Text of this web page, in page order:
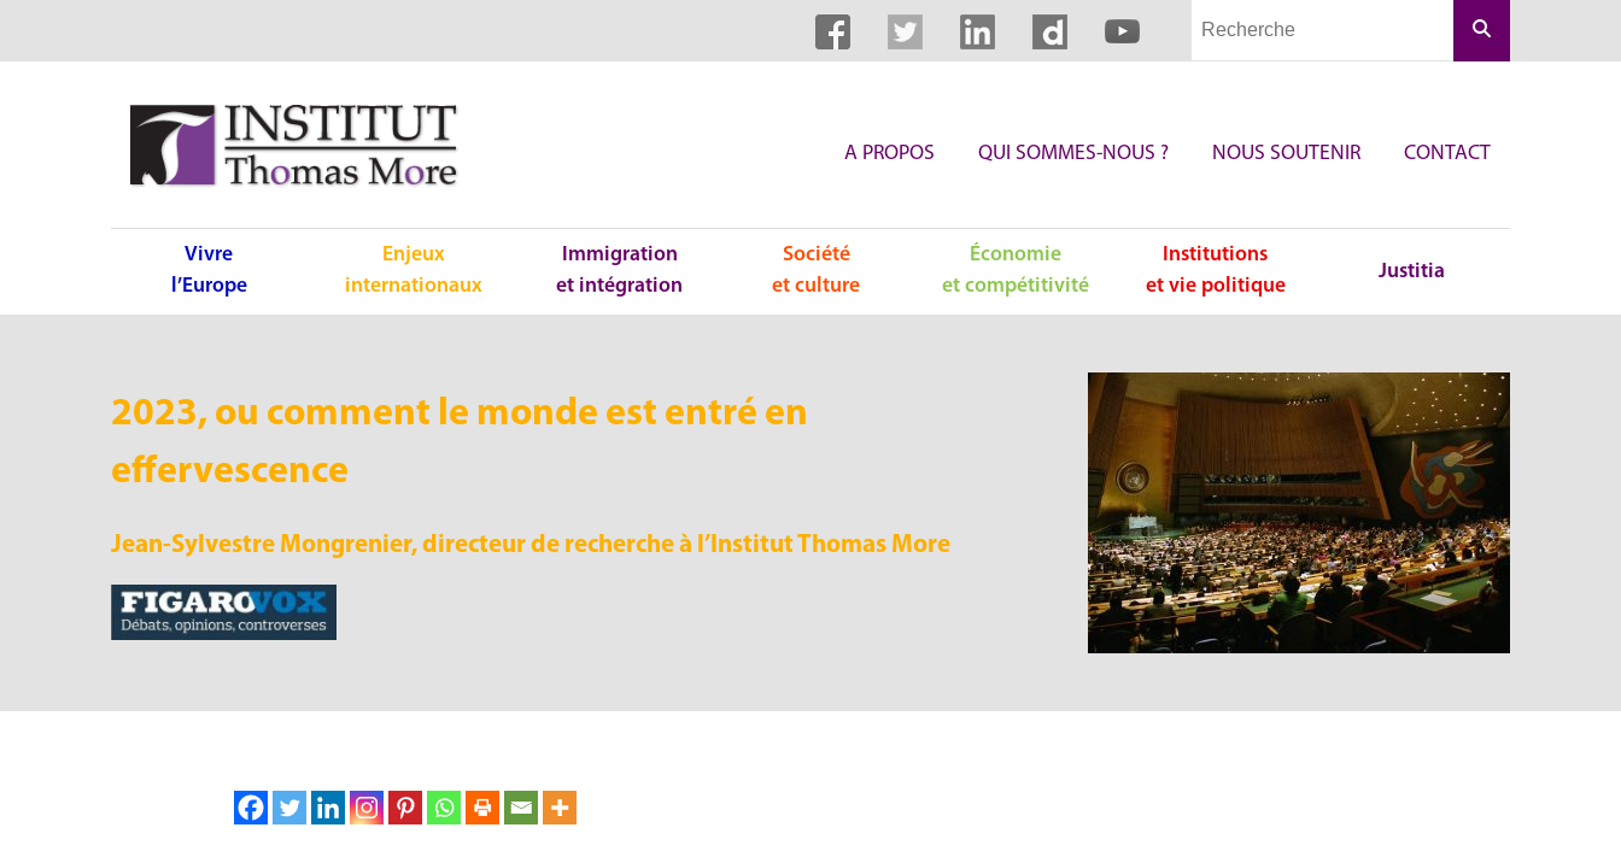
A PROPOS QUI SOMMES-NOUS ? NOUS SOUTENIR CONTACT
Vivre
l’Europe
Enjeux
internationaux
Immigration
et intégration
Société
et culture
Économie
et compétitivité
Institutions
et vie politique
Justitia
2023, ou comment le monde est entré en
effervescence
Jean-Sylvestre Mongrenier, directeur de recherche à l’Institut Thomas More